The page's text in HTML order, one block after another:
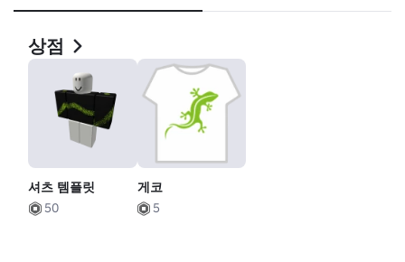
상점
셔츠 템플릿
50
게코
5